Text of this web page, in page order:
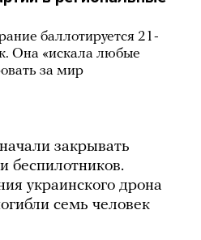
баллотируется 21-
Она «искала любые
за мир
закрывать
беспилотников.
украинского дрона
семь человек